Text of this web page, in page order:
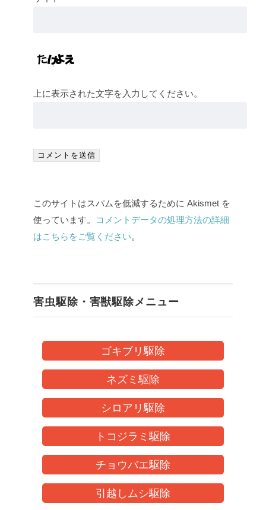
上に表示された文字を入力してください。
このサイトはスパムを低減するために Akismet を
使っています。
コメントデータの処理方法の詳細
はこちらをご覧ください。
害虫駆除・害獣駆除メニュー
ゴキブリ駆除
ネズミ駆除
シロアリ駆除
トコジラミ駆除
チョウバエ駆除
引越しムシ駆除